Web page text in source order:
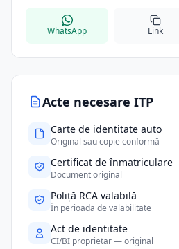
Acte necesare ITP
Carte de identitate auto
Original sau copie conformă
Certificat de înmatriculare
Document original
Poliță RCA valabilă
În perioada de valabilitate
Act de identitate
CI/BI proprietar — original
WhatsApp Link